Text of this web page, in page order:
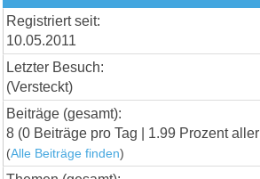
Registriert seit:
10.05.2011
Letzter Besuch:
(Versteckt)
Beiträge (gesamt):
8 (0 Beiträge pro Tag | 1.99 Prozent
(Alle Beiträge finden)